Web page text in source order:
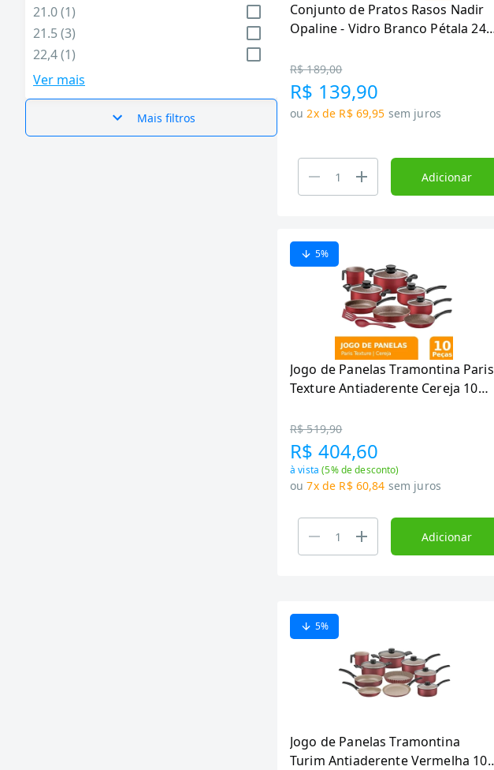
21.0 (1)
21.5 (3)
22,4 (1)
22.5 (1)
23.0 (1)
26.0 (2)
Ver mais
Mais filtros
Conjunto de Pratos Rasos Nadir
Opaline - Vidro Branco Pétala 24
R$ 189,00
R$ 139,90
ou 2x de R$ 69,95 sem juros
Adicionar
5%
Jogo de Panelas Tramontina Paris
Texture Antiaderente Cereja 10
R$ 519,90
R$ 404,60
à vista(5% de desconto)
ou 7x de R$ 60,84 sem juros
Adicionar
5%
Jogo de Panelas Tramontina
Turim Antiaderente Vermelha 10